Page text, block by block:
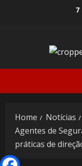
7
Home
Notícias
Agentes de
práticas de